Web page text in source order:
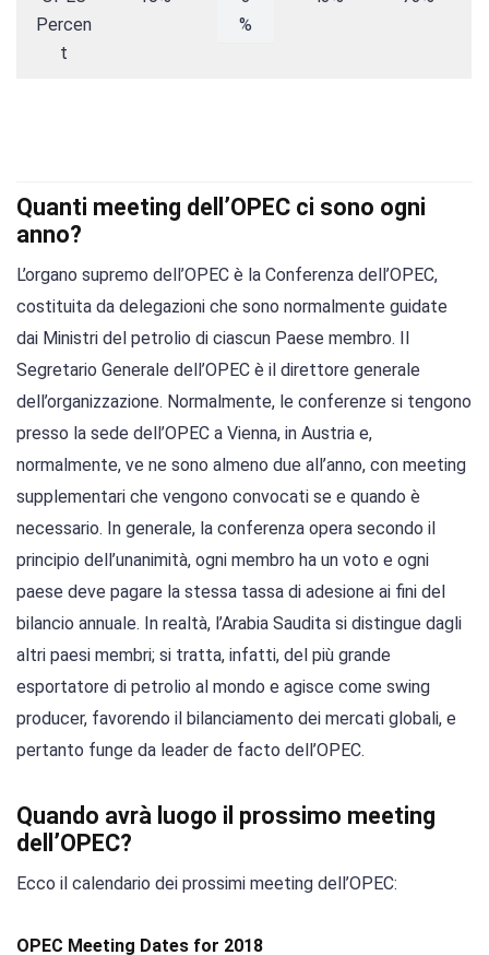
Percen
t
%
Quanti meeting dell’OPEC ci sono ogni
anno?
L’organo supremo dell’OPEC è la Conferenza dell’OPEC,
costituita da delegazioni che sono normalmente guidate
dai Ministri del petrolio di ciascun Paese membro. Il
Segretario Generale dell’OPEC è il direttore generale
dell’organizzazione. Normalmente, le conferenze si tengono
presso la sede dell’OPEC a Vienna, in Austria e,
normalmente, ve ne sono almeno due all’anno, con meeting
supplementari che vengono convocati se e quando è
necessario. In generale, la conferenza opera secondo il
principio dell’unanimità, ogni membro ha un voto e ogni
paese deve pagare la stessa tassa di adesione ai fini del
bilancio annuale. In realtà, l’Arabia Saudita si distingue dagli
altri paesi membri; si tratta, infatti, del più grande
esportatore di petrolio al mondo e agisce come swing
producer, favorendo il bilanciamento dei mercati globali, e
pertanto funge da leader de facto dell’OPEC.
Quando avrà luogo il prossimo meeting
dell’OPEC?
Ecco il calendario dei prossimi meeting dell’OPEC:
OPEC Meeting Dates for 2018